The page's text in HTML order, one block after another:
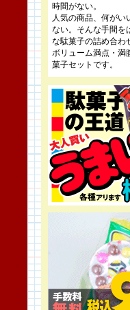
時間がない。
人気の商品、何がい
ない。そんな手間を
な駄菓子の詰め合わ
ボリューム満点・満
菓子セットです。